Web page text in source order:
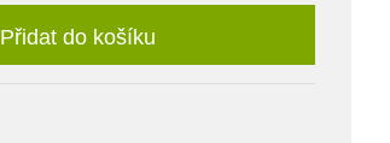
Přidat do košíku